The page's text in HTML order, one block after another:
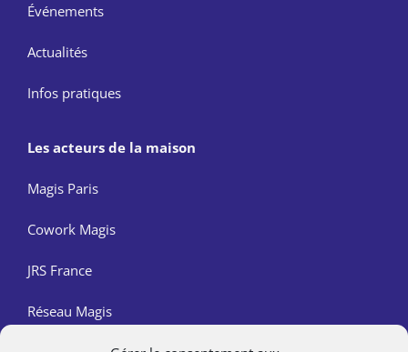
Événements
Actualités
Infos pratiques
Les acteurs de la maison
Magis Paris
Cowork Magis
JRS France
Réseau Magis